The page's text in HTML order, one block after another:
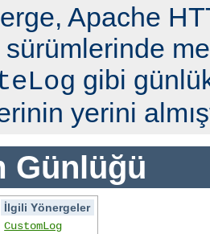
Apache
gibi
yerini
Günlüğü
İlgili Yönergeler
CustomLog